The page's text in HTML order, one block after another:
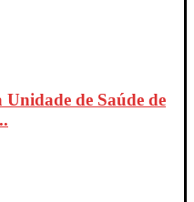
de Saúde de